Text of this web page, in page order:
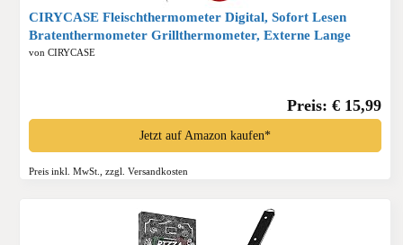
CIRYCASE Fleischthermometer Digital, Sofort Lesen
Bratenthermometer Grillthermometer, Externe Lange
Sonde mit 102cm-Edelstahlkabel, Alarmeinstellung,
von CIRYCASE
Preis: € 15,99
Jetzt auf Amazon kaufen*
Preis inkl. MwSt., zzgl. Versandkosten